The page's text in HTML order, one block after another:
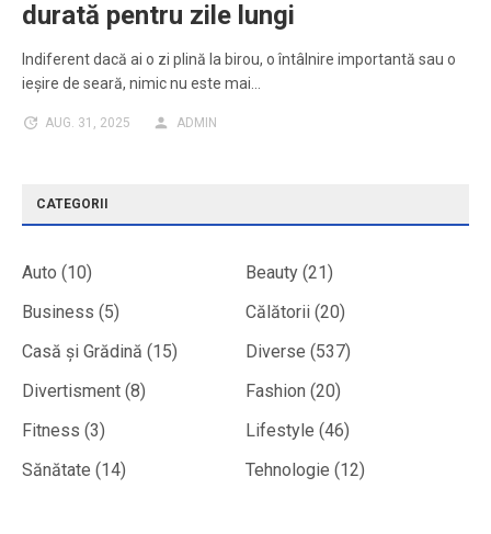
durată pentru zile lungi
Indiferent dacă ai o zi plină la birou, o întâlnire importantă sau o
ieșire de seară, nimic nu este mai…
AUG. 31, 2025 ADMIN
CATEGORII
Auto (10) Beauty (21)
Business (5) Călătorii (20)
Casă și Grădină (15) Diverse (537)
Divertisment (8) Fashion (20)
Fitness (3) Lifestyle (46)
Sănătate (14) Tehnologie (12)